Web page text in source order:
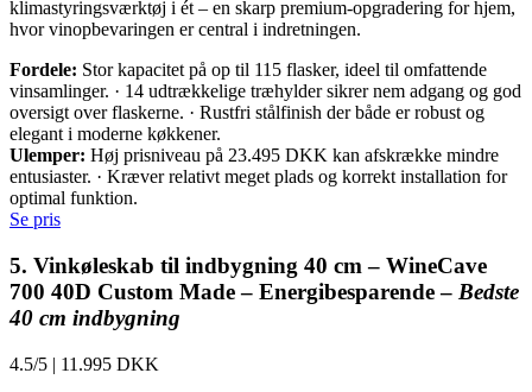
klimastyringsværktøj i ét – en skarp premium-opgradering for hjem,
hvor vinopbevaringen er central i indretningen.
Fordele: Stor kapacitet på op til 115 flasker, ideel til omfattende
vinsamlinger. · 14 udtrækkelige træhylder sikrer nem adgang og god
oversigt over flaskerne. · Rustfri stålfinish der både er robust og
elegant i moderne køkkener.
Ulemper: Høj prisniveau på 23.495 DKK kan afskrække mindre
entusiaster. · Kræver relativt meget plads og korrekt installation for
optimal funktion.
Se pris
5. Vinkøleskab til indbygning 40 cm – WineCave
700 40D Custom Made – Energibesparende – Bedste
40 cm indbygning
4.5/5 | 11.995 DKK